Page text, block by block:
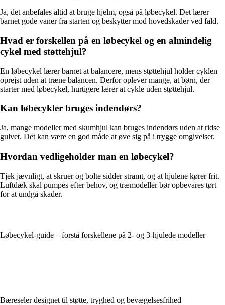
Ja, det anbefales altid at bruge hjelm, også på løbecykel. Det lærer
barnet gode vaner fra starten og beskytter mod hovedskader ved fald.
Hvad er forskellen på en løbecykel og en almindelig
cykel med støttehjul?
En løbecykel lærer barnet at balancere, mens støttehjul holder cyklen
oprejst uden at træne balancen. Derfor oplever mange, at børn, der
starter med løbecykel, hurtigere lærer at cykle uden støttehjul.
Kan løbecykler bruges indendørs?
Ja, mange modeller med skumhjul kan bruges indendørs uden at ridse
gulvet. Det kan være en god måde at øve sig på i trygge omgivelser.
Hvordan vedligeholder man en løbecykel?
Tjek jævnligt, at skruer og bolte sidder stramt, og at hjulene kører frit.
Luftdæk skal pumpes efter behov, og træmodeller bør opbevares tørt
for at undgå skader.
Løbecykel-guide – forstå forskellene på 2- og 3-hjulede modeller
Bæreseler designet til støtte, tryghed og bevægelsesfrihed